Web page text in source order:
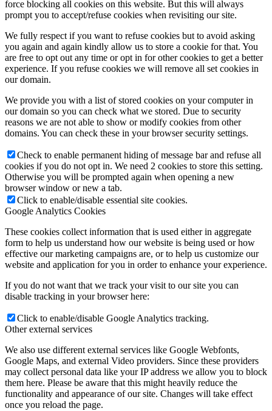
force blocking all cookies on this website. But this will always
prompt you to accept/refuse cookies when revisiting our site.
We fully respect if you want to refuse cookies but to avoid asking
you again and again kindly allow us to store a cookie for that. You
are free to opt out any time or opt in for other cookies to get a better
experience. If you refuse cookies we will remove all set cookies in
our domain.
We provide you with a list of stored cookies on your computer in
our domain so you can check what we stored. Due to security
reasons we are not able to show or modify cookies from other
domains. You can check these in your browser security settings.
Check to enable permanent hiding of message bar and refuse all
cookies if you do not opt in. We need 2 cookies to store this setting.
Otherwise you will be prompted again when opening a new
browser window or new a tab.
Click to enable/disable essential site cookies.
Google Analytics Cookies
These cookies collect information that is used either in aggregate
form to help us understand how our website is being used or how
effective our marketing campaigns are, or to help us customize our
website and application for you in order to enhance your experience.
If you do not want that we track your visit to our site you can
disable tracking in your browser here:
Click to enable/disable Google Analytics tracking.
Other external services
We also use different external services like Google Webfonts,
Google Maps, and external Video providers. Since these providers
may collect personal data like your IP address we allow you to block
them here. Please be aware that this might heavily reduce the
functionality and appearance of our site. Changes will take effect
once you reload the page.